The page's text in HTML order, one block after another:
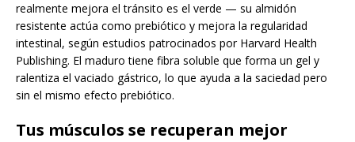
realmente mejora el tránsito es el verde — su almidón
resistente actúa como prebiótico y mejora la regularidad
intestinal, según estudios patrocinados por Harvard Health
Publishing. El maduro tiene fibra soluble que forma un gel y
ralentiza el vaciado gástrico, lo que ayuda a la saciedad pero
sin el mismo efecto prebiótico.
Tus músculos se recuperan mejor